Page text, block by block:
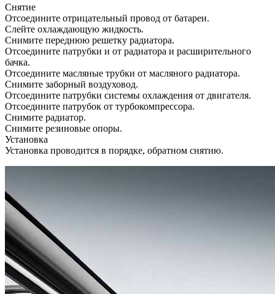
Снятие
Отсоедините отрицательный провод от батареи.
Слейте охлаждающую жидкость.
Снимите переднюю решетку радиатора.
Отсоедините патрубки и от радиатора и расширительного
бачка.
Отсоедините масляные трубки от масляного радиатора.
Снимите заборный воздуховод.
Отсоедините патрубки системы охлаждения от двигателя.
Отсоедините патрубок от турбокомпрессора.
Снимите радиатор.
Снимите резиновые опоры.
Установка
Установка проводится в порядке, обратном снятию.